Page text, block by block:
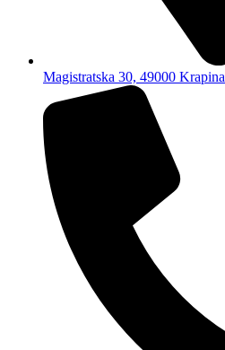
Magistratska 30, 49000 Krapina